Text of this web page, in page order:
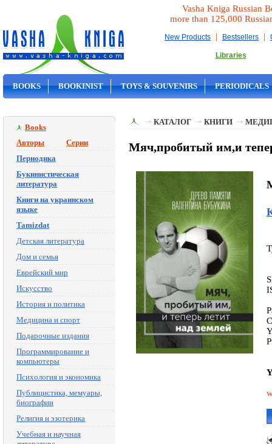
Vasha Kniga Russian
more than 125,000
New Products | Bestsellers |
Libraries
BOOKS BOOKINIST TOYS & SOUVENIRS PERIODICALS
Books
Авторы
Серии
Периодика
Букинистическая
литература
Книги на украинском
языке
Tamizdat
Детская литература
Дом и семья
Еврейский мир
Искусство
История и политика
Медицина и спорт
Подарочные издания
Программирование и
компьютеры
Психология и экономика
Публицистика, мемуары,
биографии
Религия и эзотерика
Учебная и научная
КАТАЛОГ КНИГИ
Мяч,пробитый им,и